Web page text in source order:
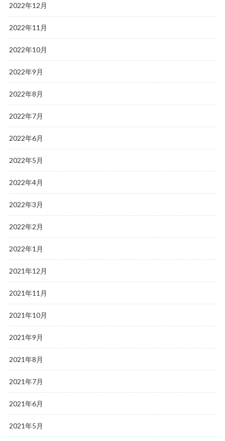
2022年12月
2022年11月
2022年10月
2022年9月
2022年8月
2022年7月
2022年6月
2022年5月
2022年4月
2022年3月
2022年2月
2022年1月
2021年12月
2021年11月
2021年10月
2021年9月
2021年8月
2021年7月
2021年6月
2021年5月